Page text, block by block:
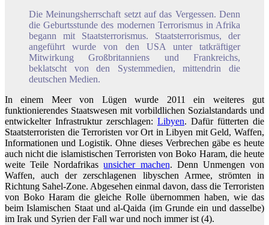
Die Meinungsherrschaft setzt auf das Vergessen. Denn
die Geburtsstunde des modernen Terrorismus in Afrika
begann mit Staatsterrorismus. Staatsterrorismus, der
angeführt wurde von den USA unter tatkräftiger
Mitwirkung Großbritanniens und Frankreichs,
beklatscht von den Systemmedien, mittendrin die
deutschen Medien.
In einem Meer von Lügen wurde 2011 ein weiteres gut
funktionierendes Staatswesen mit vorbildlichen Sozialstandards und
entwickelter Infrastruktur zerschlagen: Libyen. Dafür fütterten die
Staatsterroristen die Terroristen vor Ort in Libyen mit Geld, Waffen,
Informationen und Logistik. Ohne dieses Verbrechen gäbe es heute
auch nicht die islamistischen Terroristen von Boko Haram, die heute
weite Teile Nordafrikasunsicher machen. Denn Unmengen von
Waffen, auch der zerschlagenen libyschen Armee, strömten in
Richtung Sahel-Zone. Abgesehen einmal davon, dass die Terroristen
von Boko Haram die gleiche Rolle übernommen haben, wie das
beim Islamischen Staat und al-Qaida (im Grunde ein und dasselbe)
im Irak und Syrien der Fall war und noch immer ist (4).